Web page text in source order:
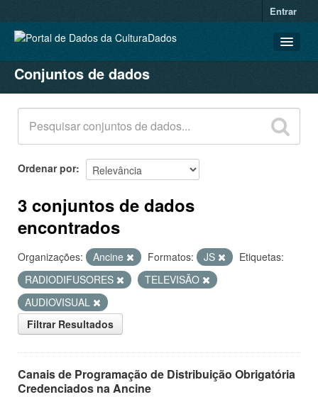
Entrar
CONJUNTOS DE DADOS
ORGANIZAÇÕES
GRUPOS
SOBRE
Conjuntos de dados
Ordenar por
3 conjuntos de dados
encontrados
Organizações: Ancine Formatos: JS
Etiquetas:
RADIODIFUSORES
TELEVISÃO
AUDIOVISUAL
Filtrar Resultados
Canais de Programação de Distribuição Obrigatória
Credenciados na Ancine